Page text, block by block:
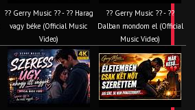
?? Gerry Music ?? - ?? Harag
vagy béke (Official Music
Video)
?? Gerry Music ?? - ??
Dalban mondom el (Official
Music Video)